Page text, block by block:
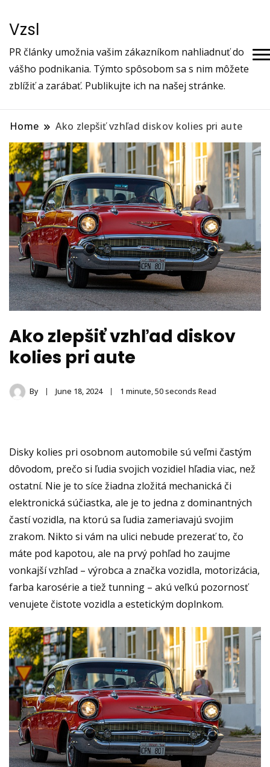
Vzsl
PR články umožnia vašim zákazníkom nahliadnuť do
vášho podnikania. Týmto spôsobom sa s nim môžete
zblížiť a zarábať. Publikujte ich na našej stránke.
Home Ako zlepšiť vzhľad diskov kolies pri aute
Ako zlepšiť vzhľad diskov
kolies pri aute
By June 18, 2024 1 minute, 50 seconds Read
Disky kolies pri osobnom automobile sú veľmi častým
dôvodom, prečo si ľudia svojich vozidiel hľadia viac, než
ostatní. Nie je to síce žiadna zložitá mechanická či
elektronická súčiastka, ale je to jedna z dominantných
častí vozidla, na ktorú sa ľudia zameriavajú svojim
zrakom. Nikto si vám na ulici nebude prezerať to, čo
máte pod kapotou, ale na prvý pohľad ho zaujme
vonkajší vzhľad – výrobca a značka vozidla, motorizácia,
farba karosérie a tiež tunning – akú veľkú pozornosť
venujete čistote vozidla a estetickým doplnkom.